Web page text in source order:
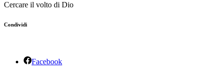
Cercare il volto di Dio
Condividi
Facebook